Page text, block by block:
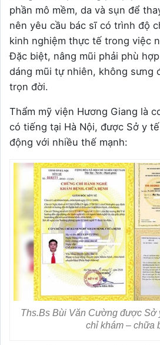
phần mô mềm, da và sụn để
nên yêu cầu bác sĩ có trình độ
kinh nghiệm thực tế trong việc
Đặc biệt, nâng mũi phải phù
dáng mũi tự nhiên, không sưng
trọn đời.
Thẩm mỹ viện Hương Giang là
có tiếng tại Hà Nội, được Sở y
động với nhiều thế mạnh:
Ths.Bs Bùi Văn Cường được Sở
chỉ khám – chữa